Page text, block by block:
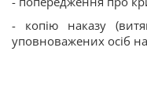
- копію наказу
уповноважених осіб